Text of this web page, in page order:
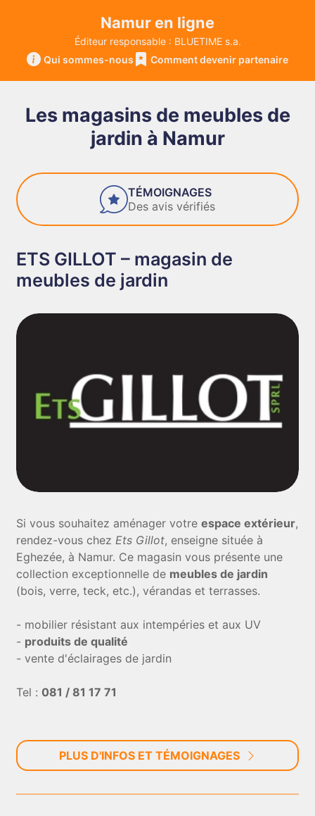
Namur en ligne
Éditeur responsable : BLUETIME s.a.
Qui sommes-nous
Comment devenir partenaire
Les magasins de meubles de
jardin à Namur
FIABILITÉ
Des entreprises de confiance
ETS GILLOT – magasin de
meubles de jardin
Si vous souhaitez aménager votreespace extérieur,
rendez-vous chez Ets Gillot, enseigne située à
Eghezée, à Namur. Ce magasin vous présente une
collection exceptionnelle de meubles de jardin
(bois, verre, teck, etc.), vérandas et terrasses.
- mobilier résistant aux intempéries et aux UV
- produits de qualité
- vente d'éclairages de jardin
Tel : 081 / 81 17 71
PLUS D'INFOS ET TÉMOIGNAGES